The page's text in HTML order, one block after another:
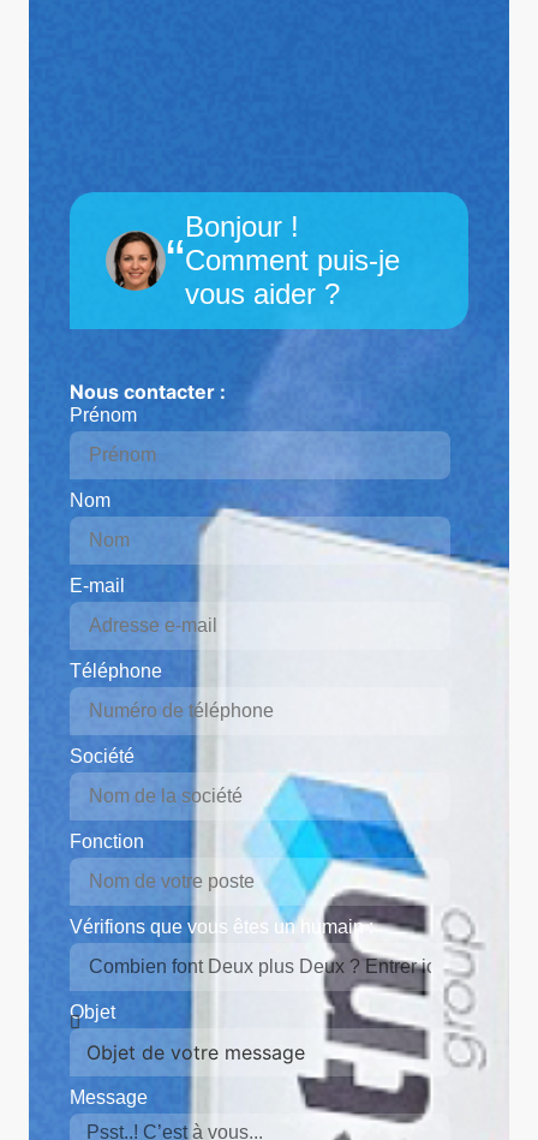
“
Bonjour !
Comment puis-je
vous aider ?
Nous contacter :
Prénom
Nom
E-mail
Téléphone
Société
Fonction
Vérifions que vous êtes un humain :
Objet
Message